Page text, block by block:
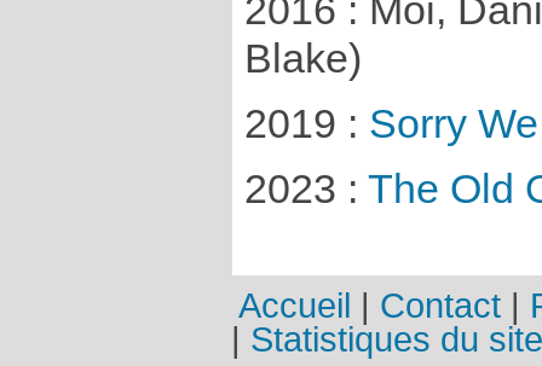
2016 : Moi,
Blake)
2019 : Sorry
2023 : The Old
Accueil Contact
Statistiques du site